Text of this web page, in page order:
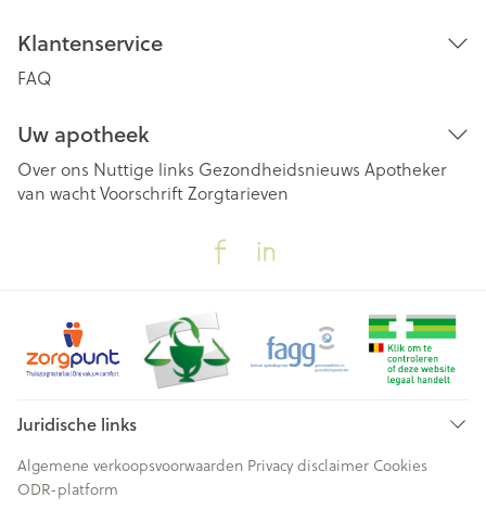
Klantenservice
FAQ
Uw apotheek
Over ons Nuttige links Gezondheidsnieuws Apotheker
van wachtVoorschriftZorgtarieven
Juridische links
Algemene verkoopsvoorwaarden Privacy disclaimer Cookies
ODR-platform